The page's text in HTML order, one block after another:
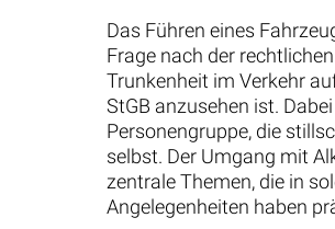
Das Führen eines
Frage nach der
Trunkenheit im Verkehr
StGB anzusehen ist.
Personengruppe, die
selbst. Der Umgang mit
zentrale Themen, die in
Angelegenheiten haben